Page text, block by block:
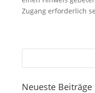
Zugang erforderlich
Neueste Beiträge